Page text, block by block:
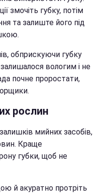
змочіть губку, потім
та залиште його під
обприскуючи губку
вологим і не
почне проростати,
рослин
мийних засобів,
Краще
губки, щоб не
й акуратно протріть